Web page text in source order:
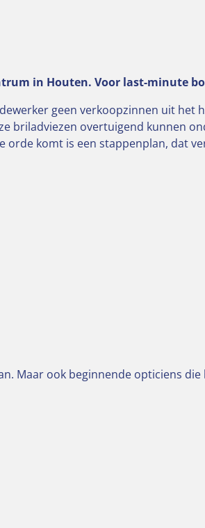
in Houten. Voor last-minute
geen verkoopzinnen uit het
briladviezen overtuigend kunnen
komt is een stappenplan, dat
Maar ook beginnende opticiens